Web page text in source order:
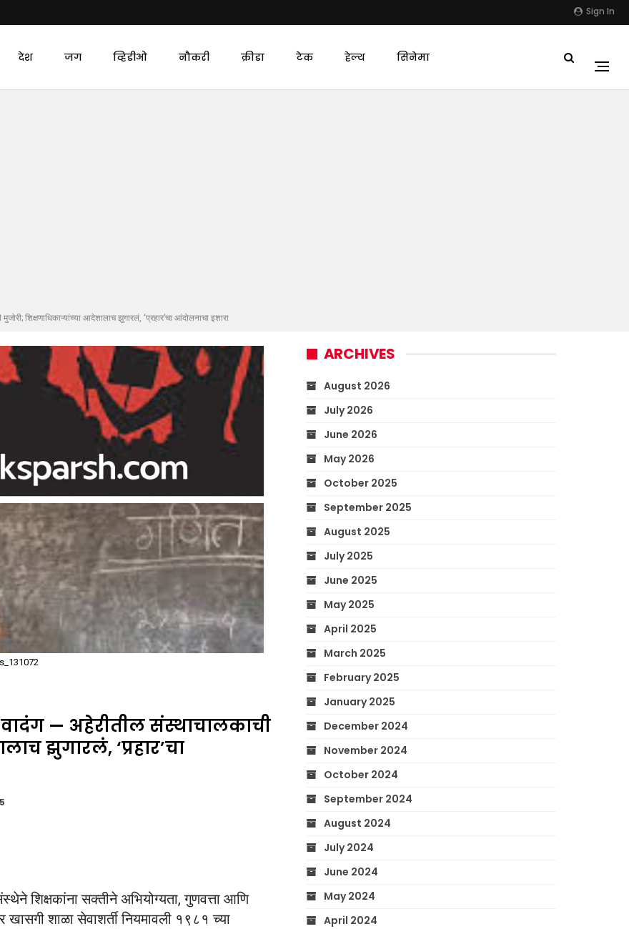
Sign In
देश जग व्हिडीओ नौकरी क्रीडा टेक हेल्थ सिनेमा
शिक्षणाधिकाऱ्यांच्या आदेशालाच झुगारलं, ‘प्रहार’चा आंदोलनाचा इशारा
वादंग — अहेरीतील संस्थाचालकाची
झुगारलं, ‘प्रहार’चा
शिक्षकांना सक्तीने अभियोग्यता, गुणवत्ता आणि
खासगी शाळा सेवाशर्ती नियमावली १९८१ च्या
ARCHIVES
August 2026
July 2026
June 2026
May 2026
October 2025
September 2025
August 2025
July 2025
June 2025
May 2025
April 2025
March 2025
February 2025
January 2025
December 2024
November 2024
October 2024
September 2024
August 2024
July 2024
June 2024
May 2024
April 2024